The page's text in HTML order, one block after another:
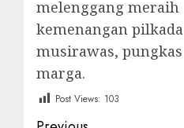
melenggang meraih
kemenangan pilkada
musirawas, pungkas
marga.
Post Views: 103